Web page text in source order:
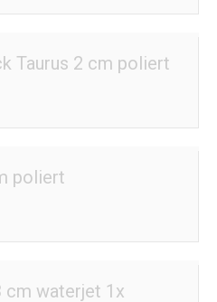
Taurus 2 cm poliert
poliert
cm waterjet 1x